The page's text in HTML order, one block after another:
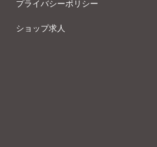
プライバシーポリシー
ショップ求人